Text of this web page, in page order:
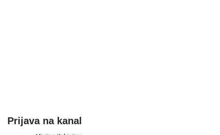
Prijava na kanal